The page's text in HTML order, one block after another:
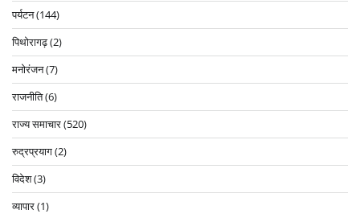
पर्यटन(144)
पिथोरागढ़(2)
मनोरंजन(7)
राजनीति(6)
राज्य समाचार(520)
रुद्रप्रयाग(2)
विदेश(3)
व्यापार(1)